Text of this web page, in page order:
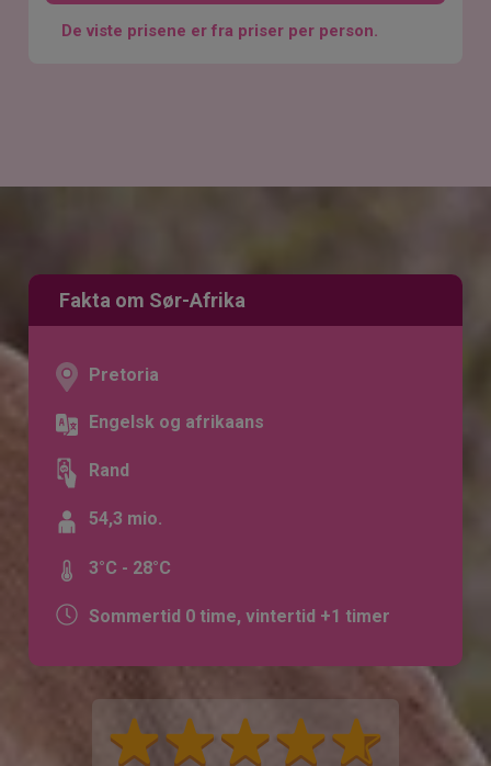
De viste prisene er fra priser per person.
Fakta om Sør-Afrika
Pretoria
Engelsk og afrikaans
Rand
54,3 mio.
3°C - 28°C
Sommertid 0 time, vintertid +1 timer